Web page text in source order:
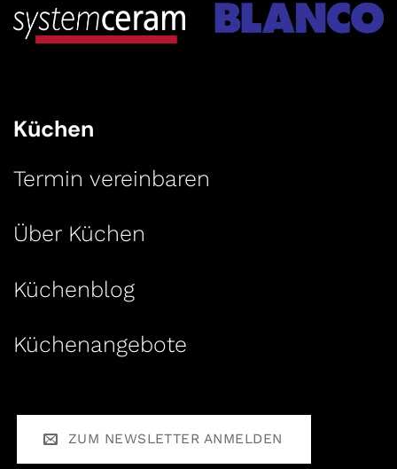
Küchen
Termin vereinbaren
Über Küchen
Küchenblog
Küchenangebote
ZUM NEWSLETTER ANMELDEN